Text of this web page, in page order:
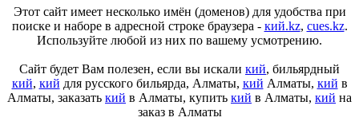
Этот сайт имеет несколько имён (доменов) для удобства при
поиске и наборе в адресной строке браузера - кий.kz, cues.kz.
Используйте любой из них по вашему усмотрению.
Сайт будет Вам полезен, если вы искали кий, бильярдный
кий, кий для русского бильярда, Алматы, кий Алматы, кий в
Алматы, заказать кий в Алматы, купить кий в Алматы, кий на
заказ в Алматы